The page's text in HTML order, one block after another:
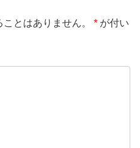
とはありません。 * が付い